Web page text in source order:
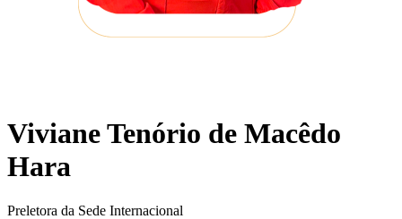
Viviane Tenório de Macêdo
Hara
Preletora da Sede Internacional